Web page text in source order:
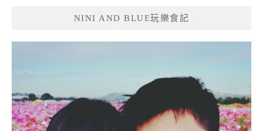
NINI AND BLUE玩樂食記